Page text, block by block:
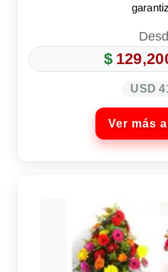
$
USD
Ver más